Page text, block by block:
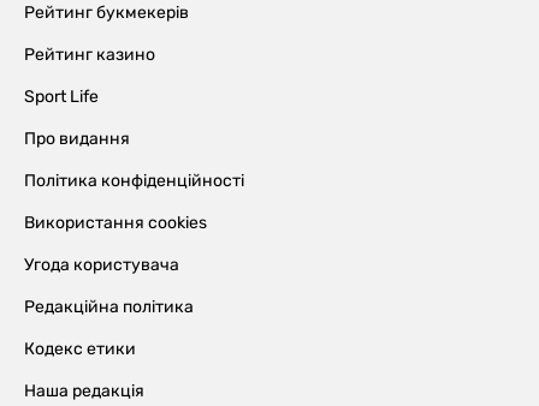
Рейтинг букмекерів
Рейтинг казино
Sport Life
Про видання
Політика конфіденційності
Використання cookies
Угода користувача
Редакційна політика
Кодекс етики
Наша редакція